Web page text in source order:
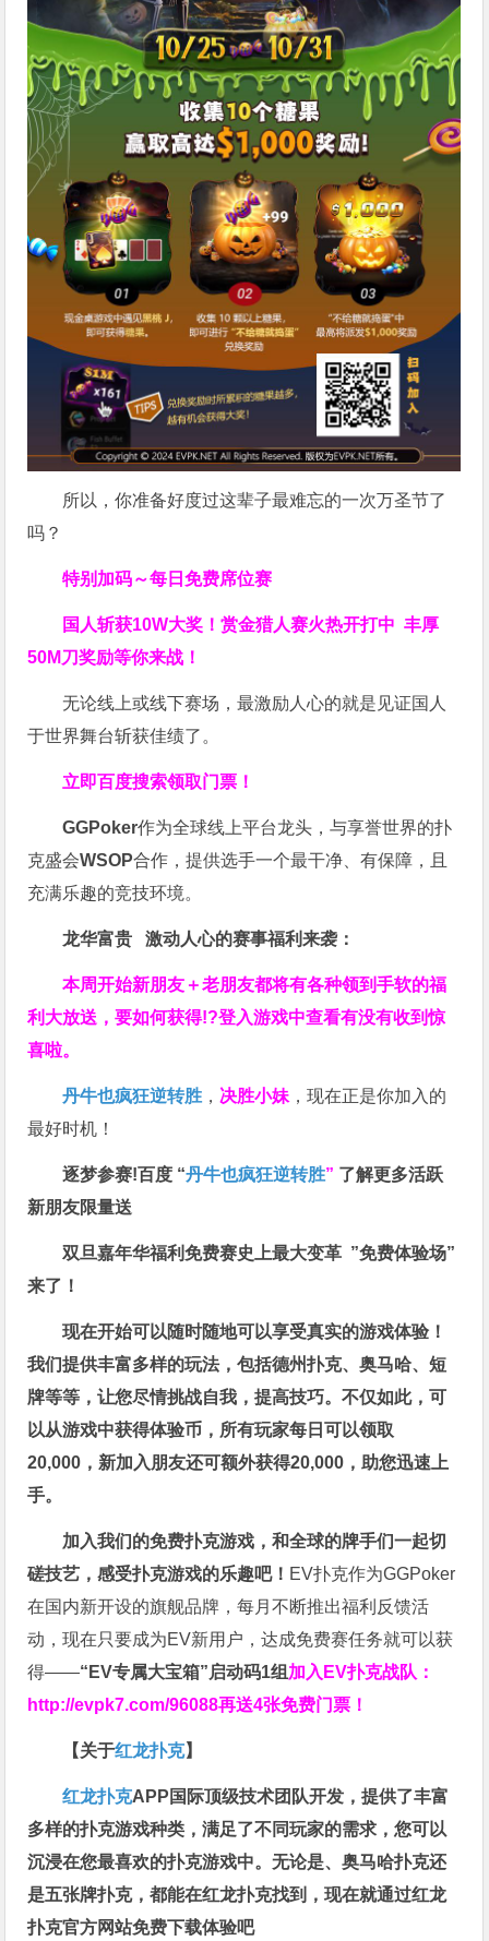
所以，你准备好度过这辈子最难忘的一次万圣节了
吗？
特别加码～每日免费席位赛
国人斩获10W大奖！赏金猎人赛火热开打中 丰厚
50M刀奖励等你来战！
无论线上或线下赛场，最激励人心的就是见证国人
于世界舞台斩获佳绩了。
立即百度搜索领取门票！
GGPoker作为全球线上平台龙头，与享誉世界的扑
克盛会WSOP合作，提供选手一个最干净、有保障，且
充满乐趣的竞技环境。
龙华富贵 激动人心的赛事福利来袭：
本周开始新朋友＋老朋友都将有各种领到手软的福
利大放送，要如何获得!?登入游戏中查看有没有收到惊
喜啦。
丹牛也疯狂逆转胜 ， 决胜小妹 ，现在正是你加入的
最好时机！
逐梦参赛!百度 “丹牛也疯狂逆转胜” 了解更多活跃
新朋友限量送
双旦嘉年华福利免费赛史上最大变革 ”免费体验场”
来了！
现在开始可以随时随地可以享受真实的游戏体验！
我们提供丰富多样的玩法，包括德州扑克、奥马哈、短
牌等等，让您尽情挑战自我，提高技巧。不仅如此，可
以从游戏中获得体验币，所有玩家每日可以领取
20,000，新加入朋友还可额外获得20,000，助您迅速上
手。
加入我们的免费扑克游戏，和全球的牌手们一起切
磋技艺，感受扑克游戏的乐趣吧！ EV扑克作为GGPoker
在国内新开设的旗舰品牌，每月不断推出福利反馈活
动，现在只要成为EV新用户，达成免费赛任务就可以获
得——“EV专属大宝箱”启动码1组 加入EV扑克战队：
http://evpk7.com/96088再送4张免费门票！
【关于红龙扑克】
红龙扑克APP国际顶级技术团队开发，提供了丰富
多样的扑克游戏种类，满足了不同玩家的需求，您可以
沉浸在您最喜欢的扑克游戏中。无论是、奥马哈扑克还
是五张牌扑克，都能在红龙扑克找到，现在就通过红龙
扑克官方网站免费下载体验吧